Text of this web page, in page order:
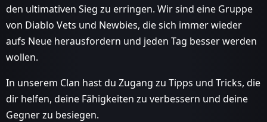
den ultimativen Sieg zu erringen. Wir sind eine Gruppe
von Diablo Vets und Newbies, die sich immer wieder
aufs Neue herausfordern und jeden Tag besser werden
wollen.
In unserem Clan hast du Zugang zu Tipps und Tricks, die
dir helfen, deine Fähigkeiten zu verbessern und deine
Gegner zu besiegen.